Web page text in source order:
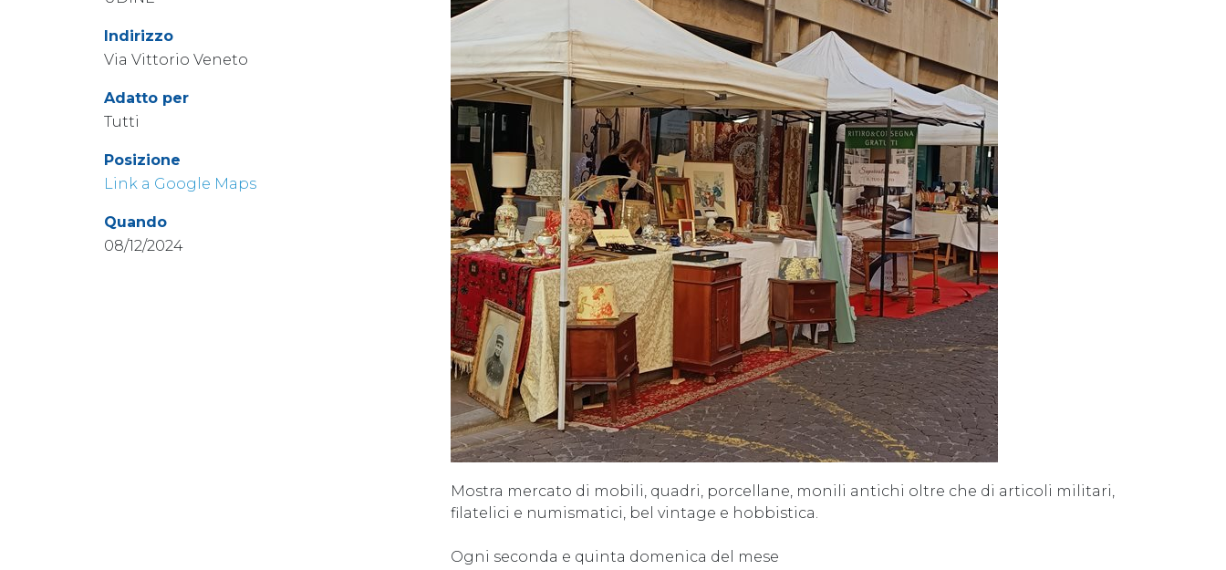
Indirizzo
Via Vittorio Veneto
Adatto per
Tutti
Posizione
Link a Google Maps
Quando
08/12/2024
Mostra mercato di mobili, quadri, porcellane, monili antichi oltre che di articoli militari,
filatelici e numismatici, bel vintage e hobbistica.
Ogni seconda e quinta domenica del mese